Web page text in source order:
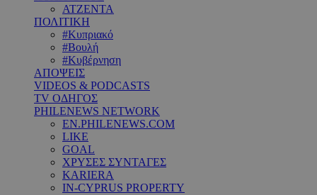
ΑΤΖΕΝΤΑ
ΠΟΛΙΤΙΚΗ
#Κυπριακό
#Βουλή
#Κυβέρνηση
ΑΠΟΨΕΙΣ
VIDEOS & PODCASTS
TV ΟΔΗΓΟΣ
PHILENEWS NETWORK
EN.PHILENEWS.COM
LIKE
GOAL
ΧΡΥΣΕΣ ΣΥΝΤΑΓΕΣ
KARIERA
IN-CYPRUS PROPERTY